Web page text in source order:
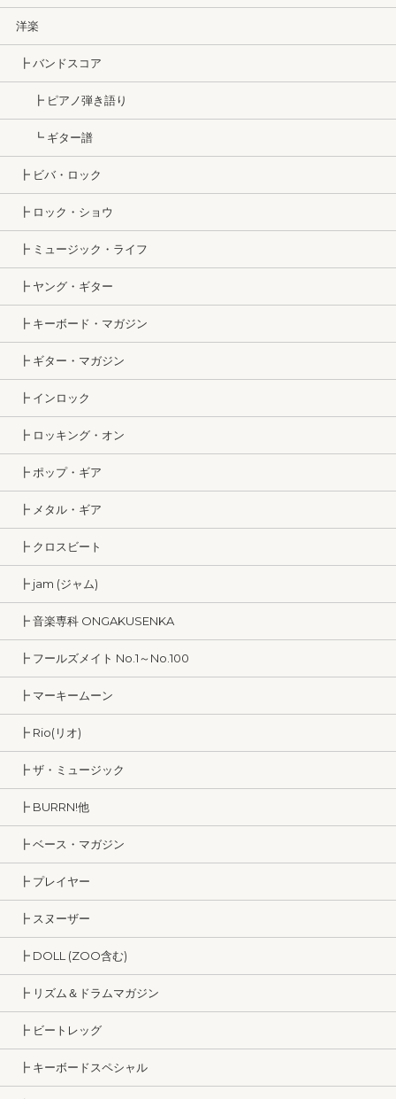
洋楽
┣ バンドスコア
┣ ピアノ弾き語り
┗ ギター譜
┣ ビバ・ロック
┣ ロック・ショウ
┣ ミュージック・ライフ
┣ ヤング・ギター
┣ キーボード・マガジン
┣ ギター・マガジン
┣ インロック
┣ ロッキング・オン
┣ ポップ・ギア
┣ メタル・ギア
┣ クロスビート
┣ jam (ジャム)
┣ 音楽専科 ONGAKUSENKA
┣ フールズメイト No.1～No.100
┣ マーキームーン
┣ Rio(リオ)
┣ ザ・ミュージック
┣ BURRN!他
┣ ベース・マガジン
┣ プレイヤー
┣ スヌーザー
┣ DOLL (ZOO含む)
┣ リズム＆ドラムマガジン
┣ ビートレッグ
┣ キーボードスペシャル